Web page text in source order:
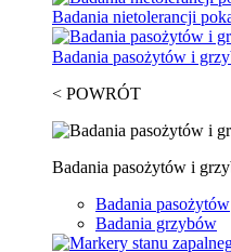
Badania nietolerancji
Badania pasożytów i
< POWRÓT
Badania pasożytów i
Badania pasożytów
Badania grzybów